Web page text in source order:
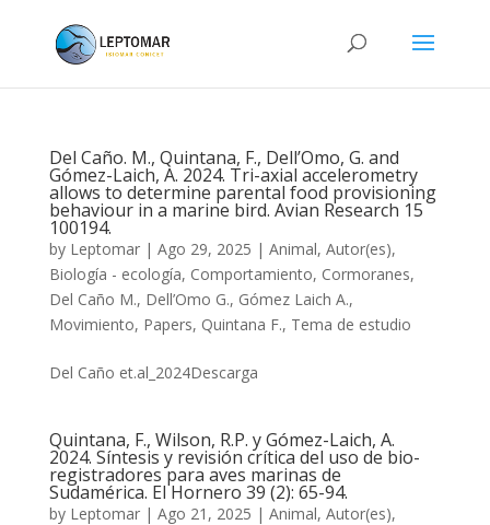
Del Caño. M., Quintana, F., Dell’Omo, G. and
Gómez-Laich, A. 2024. Tri-axial accelerometry
allows to determine parental food provisioning
behaviour in a marine bird. Avian Research 15
100194.
by Leptomar| Ago 29, 2025 | Animal, Autor(es),
Biología - ecología, Comportamiento, Cormoranes,
Del Caño M., Dell’Omo G., Gómez Laich A.,
Movimiento, Papers, Quintana F., Tema de estudio
Del Caño et.al_2024Descarga
Quintana, F., Wilson, R.P. y Gómez-Laich, A.
2024. Síntesis y revisión crítica del uso de bio-
registradores para aves marinas de
Sudamérica. El Hornero 39 (2): 65-94.
by Leptomar| Ago 21, 2025 | Animal, Autor(es),